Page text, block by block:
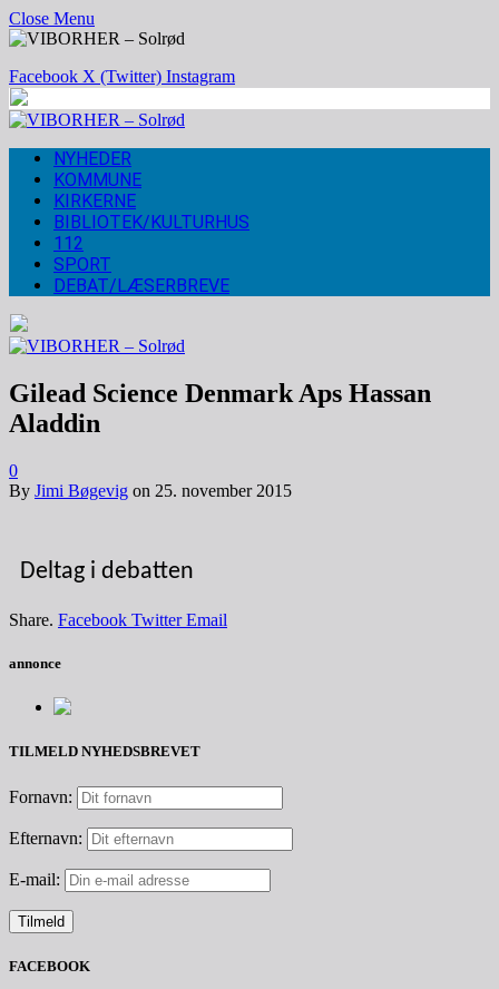
Close Menu
Facebook X (Twitter) Instagram
NYHEDER
KOMMUNE
KIRKERNE
BIBLIOTEK/KULTURHUS
112
SPORT
DEBAT/LÆSERBREVE
Gilead Science Denmark Aps Hassan
Aladdin
0
By Jimi Bøgevig on 25. november 2015
Deltag i debatten
Share. Facebook Twitter Email
annonce
TILMELD NYHEDSBREVET
Fornavn:
Efternavn:
E-mail:
FACEBOOK